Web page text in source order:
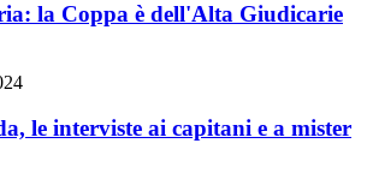
la Coppa è dell'Alta Giudicarie
le interviste ai capitani e a mister